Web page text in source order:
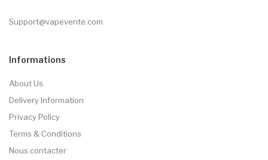
Support@vapevente.com
Informations
About Us
Delivery Information
Privacy Policy
Terms & Conditions
Nous contacter